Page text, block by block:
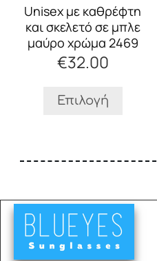
Unisex με καθρέφτη
και σκελετό σε μπλε
μαύρο χρώμα 2469
€32.00
Επιλογή
Οι
επιλογές
μπορούν
να
επιλεγούν
σελίδα